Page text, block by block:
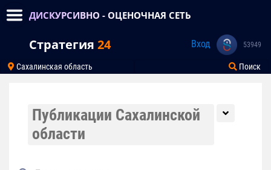
ДИСКУРСИВНО - ОЦЕНОЧНАЯ СЕТЬ
Стратегия 24 Вход 53949
Сахалинская область Поиск
Публикации Сахалинской
области